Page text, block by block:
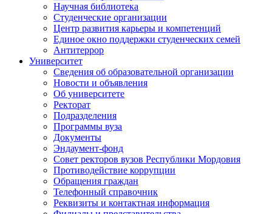
Научная библиотека
Студенческие организации
Центр развития карьеры и компетенций
Единое окно поддержки студенческих семей
Антитеррор
Университет
Сведения об образовательной организации
Новости и объявления
Об университете
Ректорат
Подразделения
Программы вуза
Документы
Эндаумент-фонд
Совет ректоров вузов Республики Мордовия
Противодействие коррупции
Обращения граждан
Телефонный справочник
Реквизиты и контактная информация